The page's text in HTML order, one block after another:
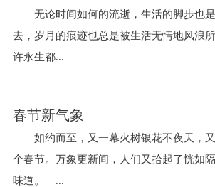
无论时间如何的流逝，生活的脚步也是
去，岁月的痕迹也总是被生活无情地风浪
许永生都...
春节新气象
如约而至，又一幕火树银花不夜天，
个春节。万象更新间，人们又拾起了恍如
味道。 ...